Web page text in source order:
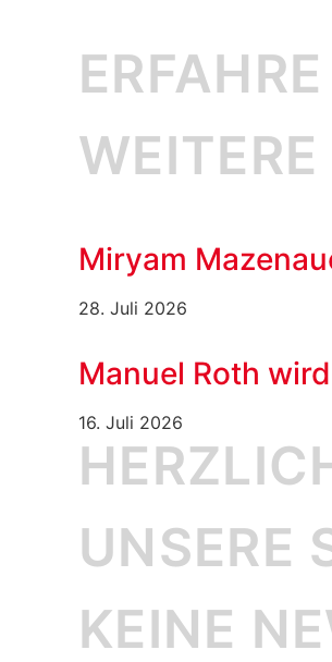
Miryam
28. Juli 2026
Manuel Roth
16. Juli 2026
UNSERE
KEINE